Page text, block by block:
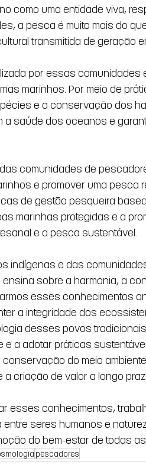
como uma entidade viva,
a pesca é muito mais do
transmitida de geração
por essas
marinhos. Por meio de
e a conservação dos
saúde dos oceanos e
comunidades de
e promover uma pesca
de gestão pesqueira
marinhas protegidas e a
e a pesca sustentável.
indígenas e das
sobre a harmonia, a
esses conhecimentos
a integridade dos
desses povos
e a adotar práticas
do meio
criação de valor a longo
esses conhecimentos,
entre seres humanos e
do bem-estar de todas
pescadores